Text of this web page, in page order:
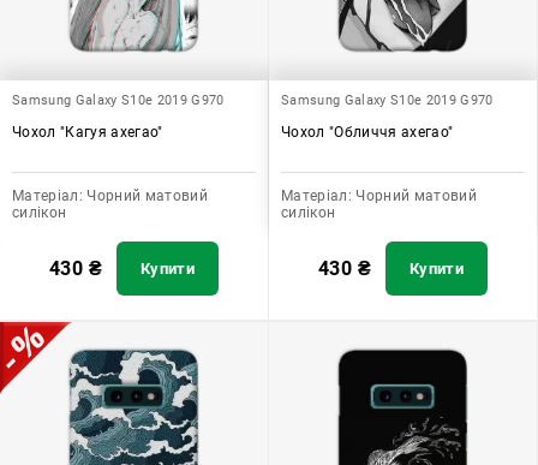
Samsung Galaxy S10e 2019 G970
Чохол "Кагуя ахегао"
Матеріал: Чорний матовий
силікон
430 ₴ Купити
Samsung Galaxy S10e 2019 G970
Чохол "Обличчя ахегао"
Матеріал: Чорний матовий
силікон
430 ₴ Купити